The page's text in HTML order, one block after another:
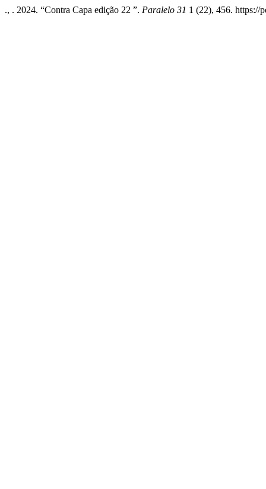
., . 2024. “Contra Capa edição 22 ”. Paralelo 31 1 (22), 456. https://